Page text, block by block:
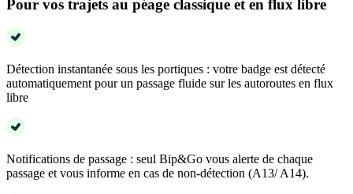
Pour vos trajets au péage classique et en flux libre
Détection instantanée sous les portiques : votre badge est détecté
automatiquement pour un passage fluide sur les autoroutes en flux
libre
Notifications de passage : seul Bip&Go vous alerte de chaque
passage et vous informe en cas de non-détection (A13/ A14).